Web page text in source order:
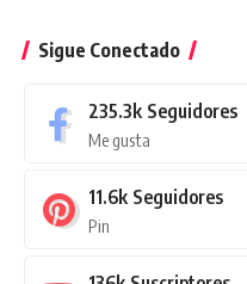
Sigue Conectado
235.3k Seguidores
Me gusta
11.6k Seguidores
Pin